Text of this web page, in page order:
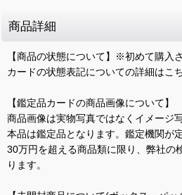
商品詳細
【商品の状態について】※初めて購入
カードの状態表記についての詳細はこ
【鑑定品カードの商品画像について】
商品画像は実物写真ではなくイメージ
本品は鑑定品となります。鑑定機関が
30万円を超える商品類に限り、弊社の
ります。